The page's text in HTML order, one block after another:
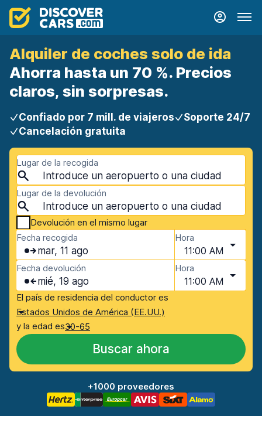
Alquiler de coches solo de ida
Ahorra hasta un 70 %. Precios
claros, sin sorpresas.
Confiado por 7 mill. de viajeros
Soporte 24/7
Cancelación gratuita
Lugar de la recogida
Devolución en el mismo lugar
Lugar de la devolución
Fecha recogida
mar, 11 ago
Hora
11:00 AM
Fecha devolución
mié, 19 ago
Hora
11:00 AM
El país de residencia del conductor es
Estados Unidos de América (EE.UU.)
y la edad es30-65
Buscar ahora
+1000 proveedores